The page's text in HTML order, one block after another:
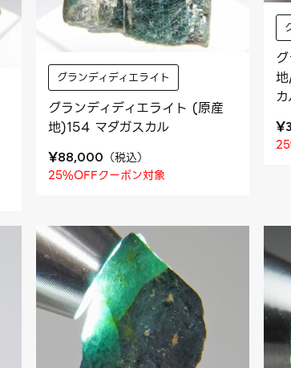
グランディディエライト
グランディディエライト (原産
地)154 マダガスカル
¥88,000 （税込）
25%OFFクーポン対象
¥